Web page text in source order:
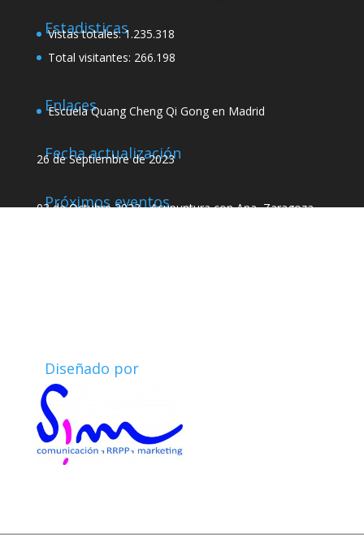
Estadisticas
Vistas totales:1.235.318
Total visitantes: 266.198
Enlaces
Escuela Quang Cheng Qi Gong en Madrid
Fecha actualización
26 de Septiembre de 2023
Próximos eventos
03 de Octubre 2023 Acupuntura con Ana Zaragoza –
Diseñado por